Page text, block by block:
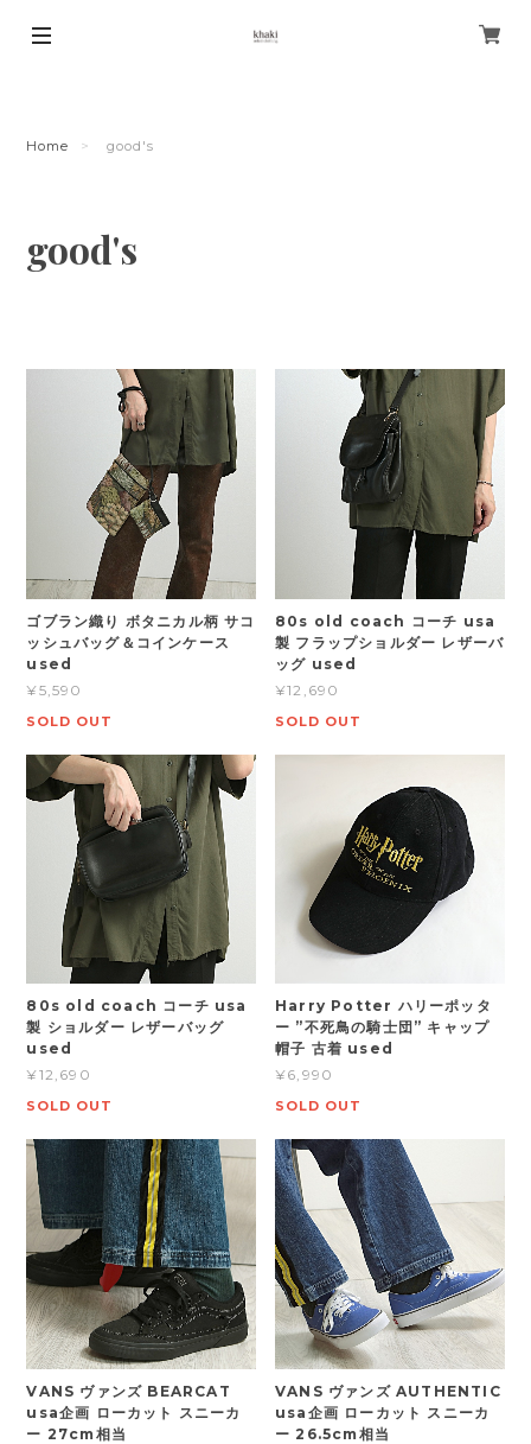
Home good's
good's
ゴブラン織り ボタニカル柄 サコ
ッシュバッグ＆コインケース
used
¥5,590
SOLD OUT
80s old coach コーチ usa
製 フラップショルダー レザーバ
ッグ used
¥12,690
SOLD OUT
80s old coach コーチ usa
製 ショルダー レザーバッグ
used
¥12,690
SOLD OUT
Harry Potter ハリーポッタ
ー ”不死鳥の騎士団” キャップ
帽子 古着 used
¥6,990
SOLD OUT
VANS ヴァンズ BEARCAT
usa企画 ローカット スニーカ
ー 27cm相当
VANS ヴァンズ AUTHENTIC
usa企画 ローカット スニーカ
ー 26.5cm相当